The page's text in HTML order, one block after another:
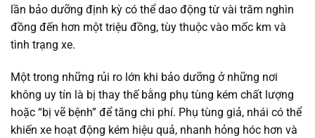
lần bảo dưỡng định kỳ có thể dao động từ vài trăm nghìn
đồng đến hơn một triệu đồng, tùy thuộc vào mốc km và
tình trạng xe.
Một trong những rủi ro lớn khi bảo dưỡng ở những nơi
không uy tín là bị thay thế bằng phụ tùng kém chất lượng
hoặc “bị vẽ bệnh” để tăng chi phí. Phụ tùng giả, nhái có thể
khiến xe hoạt động kém hiệu quả, nhanh hỏng hóc hơn và